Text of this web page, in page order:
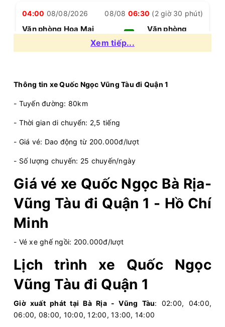
04:00 08/08/2026 08/08 06:30 (2 giờ 30 phút)
Văn phòng Hoa Mai
Văn phòng
Giá vé: 230.000 Còn trống:7 Chọn mua
04:30 08/08/2026 08/08
Tàu
Gòn
Bến Thành Travel
Giá vé:210.000 Còn trống: 8 Chọn mua
05:0008/08/2026
Vũng Tàu Sân bay Tân Sơn Nhất
Limousine 9 chỗ
Giá vé:230.000 Còn trống:5
05:0008/08/2026 08/0807:50(2 giờ 50 phút)
Xem tiếp...
Thông tin xe Quốc Ngọc Vũng Tàu đi Quận 1
- Tuyến đường: 80km
- Thời gian di chuyển: 2,5 tiếng
- Giá vé: Dao động từ 200.000đ/lượt
- Số lượng chuyến: 25 chuyến/ngày
Giá vé xe Quốc Ngọc Bà Rịa-
Vũng Tàu đi Quận 1 - Hồ Chí
Minh
- Vé xe ghế ngồi: 200.000đ/lượt
Lịch trình xe Quốc Ngọc
Vũng Tàu đi Quận 1
Giờ xuất phát tại Bà Rịa - Vũng Tàu: 02:00, 04:00,
06:00, 08:00, 10:00, 12:00, 13:00, 14:00